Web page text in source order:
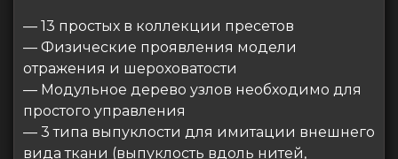
— 13 простых в коллекции пресетов
— Физические проявления модели
отражения и шероховатости
— Модульное дерево узлов необходимо для
простого управления
— 3 типа выпуклости для имитации внешнего
вида ткани (выпуклость вдоль нитей,